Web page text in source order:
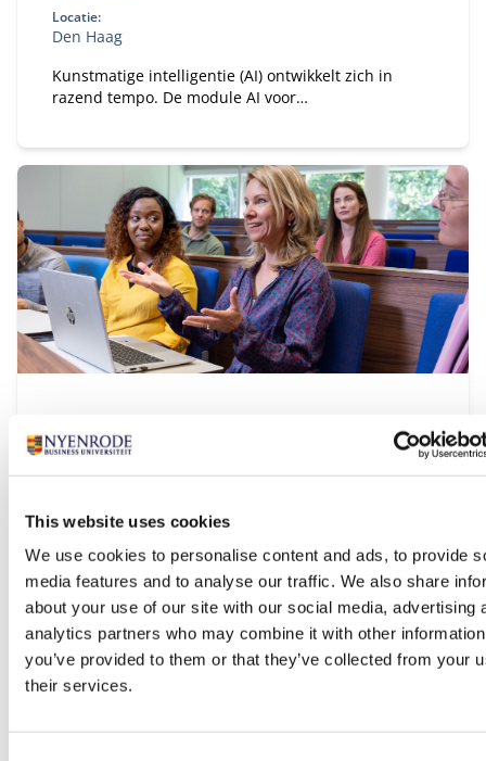
This website uses cookies
We use cookies to personalise content and ads, to provide
media features and to analyse our traffic. We also share
about your use of our site with our social media, advertising
analytics partners who may combine it with other
you’ve provided to them or that they’ve collected from your
their services.
Locatie:
Den Haag
Kunstmatige intelligentie (AI) ontwikkelt zich in
razend tempo. De module AI voor
jouw pensioenfonds.
Pensioensector
Kan op ieder moment ingestapt worden
Nederlands
Locatie:
Online
De Wtp verandert de pensioenregeling voor veel
werknemers. Het is onder andere aan HR om deze
veranderingen helder en correct te kunnen
de benodigde kennis hiervoor op.